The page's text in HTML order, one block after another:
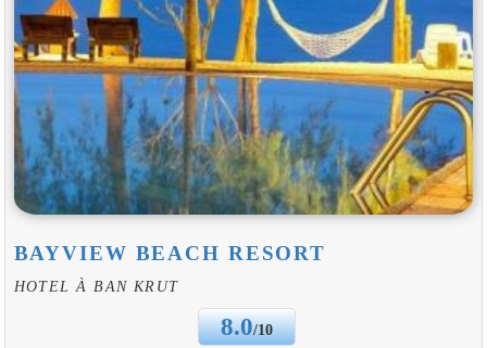
BAYVIEW BEACH RESORT
HOTEL À BAN KRUT
8.0/10